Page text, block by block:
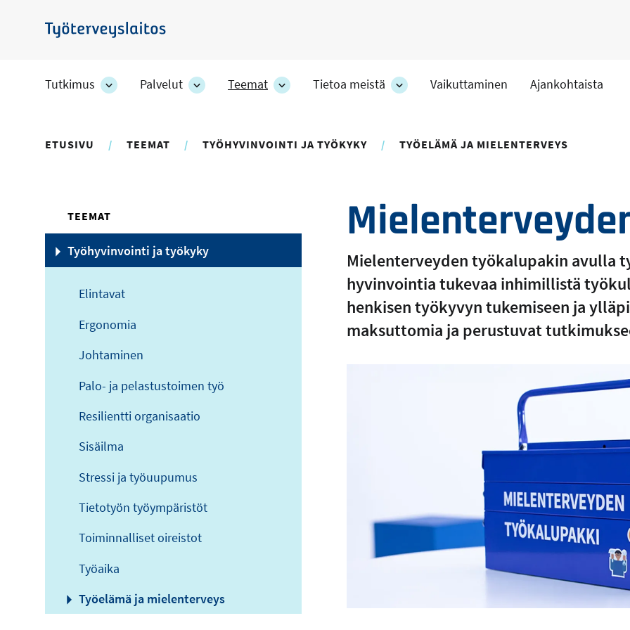
pääsisältöön
Työterveyslaitos
Tutkimus
TutkimusPalvelut
Palvelut
alakohteet
Teemat
Teemat
alakohteet
Tietoa meistä
Tietoa
osion
alakohteet
Vaikuttaminen Ajankohtaista
ETUSIVU TEEMAT TYÖHYVINVOINTI JA TYÖKYKY TYÖELÄMÄ JA MIELENTERVEYS
Mielenterveyden työkalupakin avulla
hyvinvointia tukevaa inhimillistä
henkisen työkyvyn tukemiseen ja
maksuttomia ja perustuvat
TEEMAT
Työhyvinvointi ja työkyky
Elintavat
Ergonomia
Johtaminen
Palo- ja pelastustoimen työ
Resilientti organisaatio
Sisäilma
Stressi ja työuupumus
Tietotyön työympäristöt
Toiminnalliset oireistot
Työaika
Työelämä ja mielenterveys